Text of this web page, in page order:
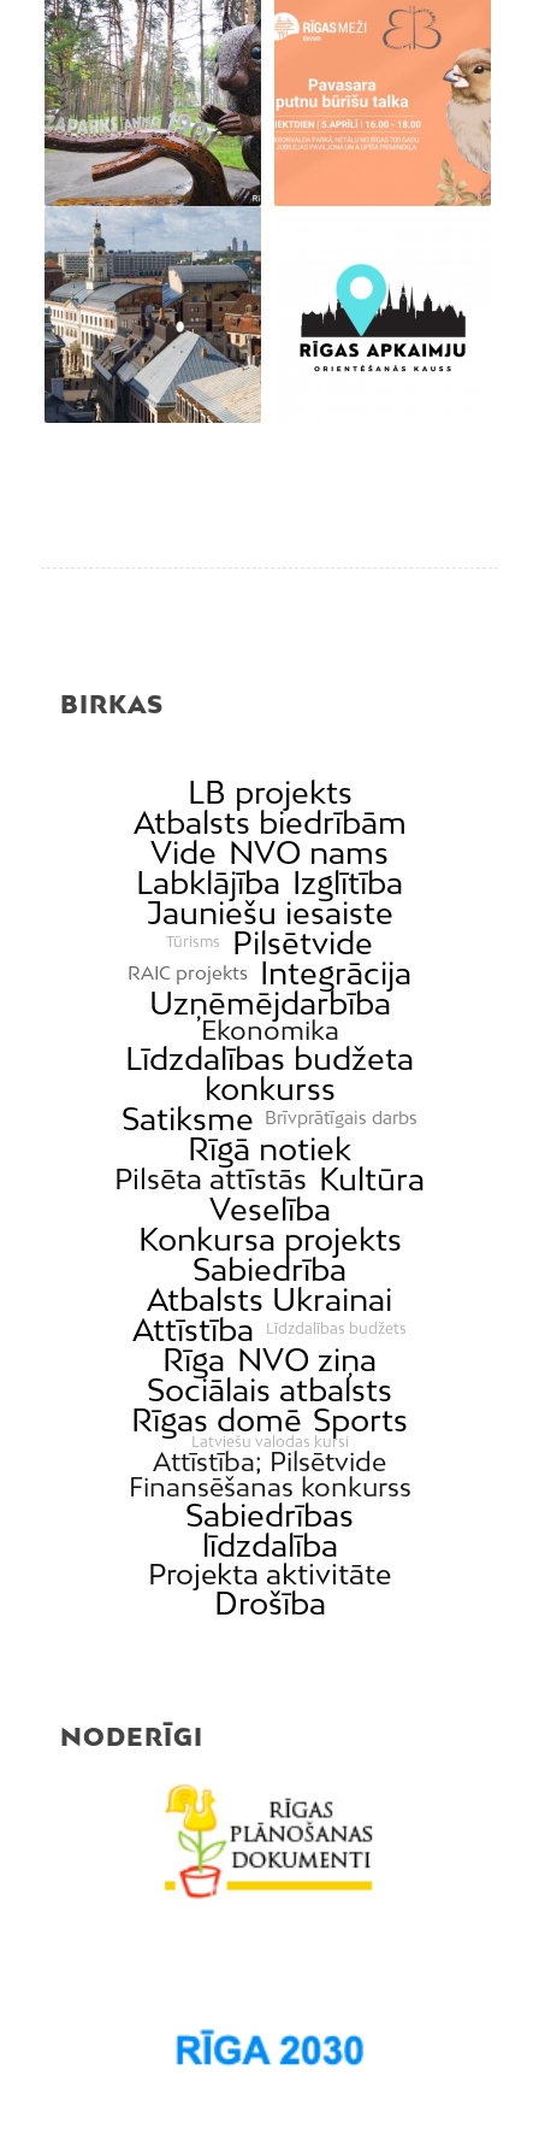
BIRKAS
LB projekts
Atbalsts biedrībām
Vide NVO nams
Labklājība Izglītība
Jauniešu iesaiste
Tūrisms Pilsētvide
RAIC projekts
Integrācija
Uzņēmējdarbība
Ekonomika
Līdzdalības budžeta
konkurss
Satiksme
Brīvprātīgais darbs
Rīgā notiek
Pilsēta attīstās Kultūra
Veselība
Konkursa projekts
Sabiedrība
Atbalsts Ukrainai
Attīstība
Līdzdalības budžets
Rīga NVO ziņa
Sociālais atbalsts
Rīgas domē Sports
Latviešu valodas kursi
Attīstība; Pilsētvide
Finansēšanas konkurss
Sabiedrības
līdzdalība
Projekta aktivitāte
Drošība
NODERĪGI